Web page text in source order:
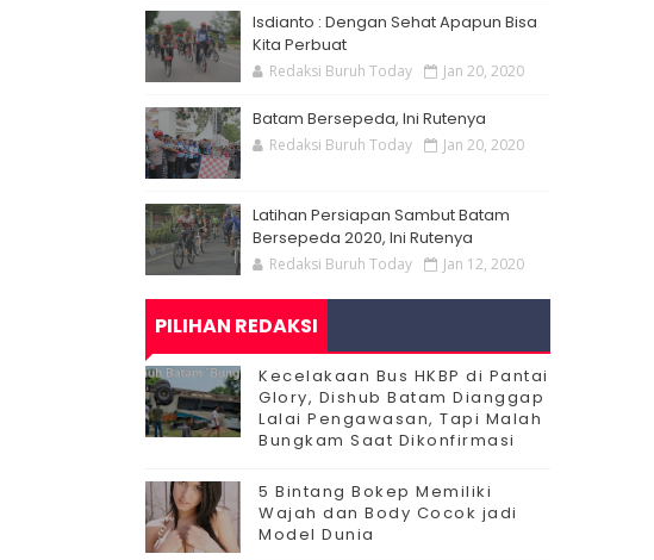
Isdianto : Dengan Sehat Apapun Bisa
Kita Perbuat
Redaksi Buruh Today Jan 20, 2020
Batam Bersepeda, Ini Rutenya
Redaksi Buruh Today Jan 20, 2020
Latihan Persiapan Sambut Batam
Bersepeda 2020, Ini Rutenya
Redaksi Buruh Today Jan 12, 2020
PILIHAN REDAKSI
Kecelakaan Bus HKBP di Pantai
Glory, Dishub Batam Dianggap
Lalai Pengawasan, Tapi Malah
Bungkam Saat Dikonfirmasi
5 Bintang Bokep Memiliki
Wajah dan Body Cocok jadi
Model Dunia